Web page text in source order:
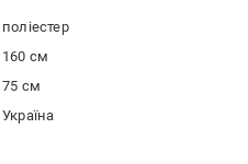
поліестер
160 см
75 см
Україна